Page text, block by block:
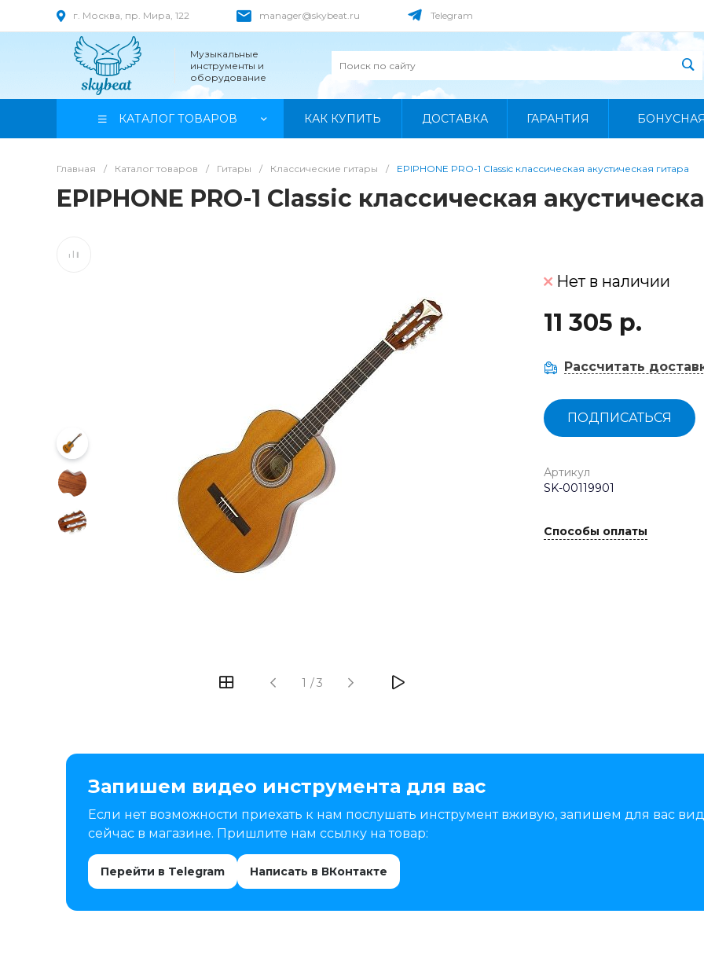
г. Москва, пр. Мира, 122 manager@skybeat.ru Telegram
Музыкальные
инструменты и
оборудование
КАТАЛОГ ТОВАРОВ КАК КУПИТЬ ДОСТАВКА ГАРАНТИЯ
Главная / Каталог товаров / Гитары / Классические гитары / EPIPHONE PRO-1 Classic классическая акустическая гитара
EPIPHONE PRO-1 Classic классическая
1 /3
Нет в наличии
11 305 р.
Рассчитать
ПОДПИСАТЬСЯ
Артикул
SK-00119901
Способы оплаты
Запишем видео инструмента для вас
Если нет возможности приехать к нам послушать инструмент вживую, запишем для вас
сейчас в магазине. Пришлите нам ссылку на товар:
Перейти в Telegram Написать в ВКонтакте